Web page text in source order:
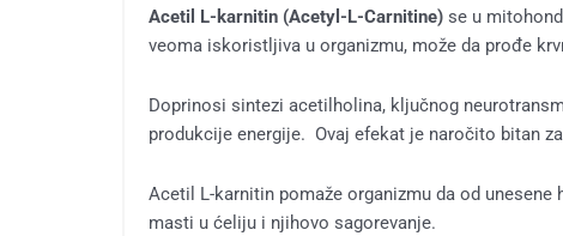
Acetil L-karnitin (Acetyl-L-Carnitine) se u
veoma iskoristljiva u organizmu, može da prođe
Doprinosi sintezi acetilholina, ključnog
produkcije energije. Ovaj efekat je naročito bitan
Acetil L-karnitin pomaže organizmu da od
masti u ćeliju i njihovo sagorevanje.